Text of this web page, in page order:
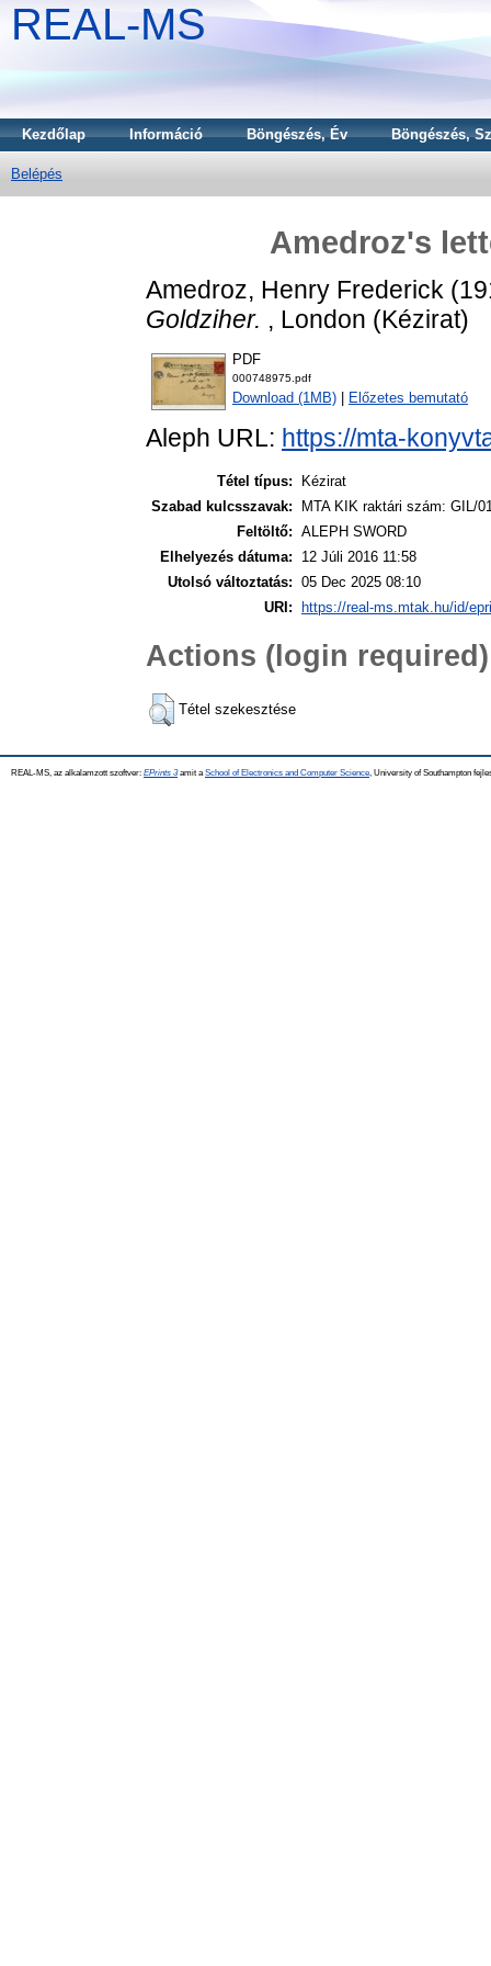
REAL-MS
Kezdőlap Információ Böngészés, Év Böngészés,
Belépés
Amedroz's
Amedroz, Henry Frederick
Goldziher. , London (Kézirat)
PDF
000748975.pdf
Download (1MB) Előzetes bemutató
Aleph URL: https://mta-
Tétel típus:
Kézirat
Szabad kulcsszavak:
MTA KIK raktári szám: GIL/
Feltöltő: ALEPH SWORD
Elhelyezés dátuma:
12 Júli 2016 11:58
Utolsó változtatás: 05 Dec 2025 08:10
URI:
https://real-ms.mtak.hu/id/
Actions (login required)
Tétel szekesztése
REAL-MS, az alkalamzott szoftver: EPrints 3amit a School of Electronics and Computer Science , University of Southampton